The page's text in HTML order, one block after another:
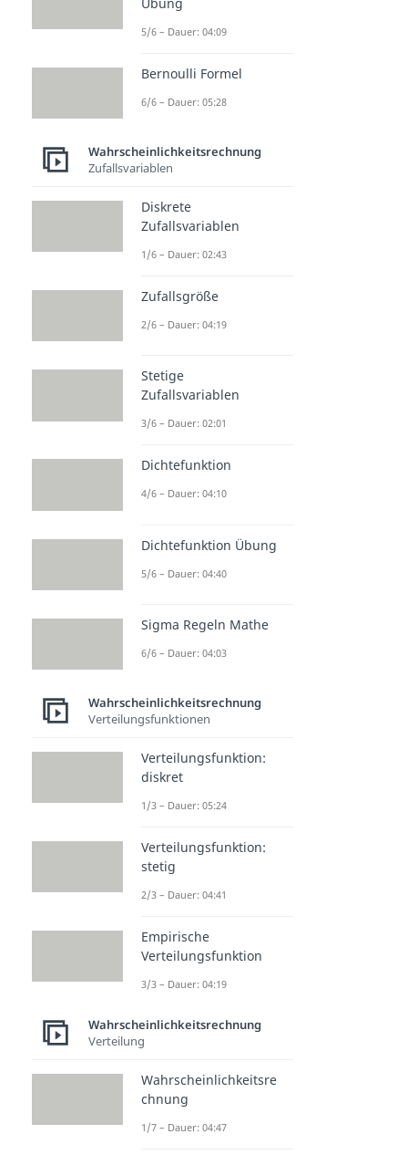
5/6 – Dauer: 04:09
Bernoulli Formel
6/6 – Dauer: 05:28
Wahrscheinlichkeitsrechnung
Zufallsvariablen
Diskrete
Zufallsvariablen
1/6 – Dauer: 02:43
Zufallsgröße
2/6 – Dauer: 04:19
Stetige
Zufallsvariablen
3/6 – Dauer: 02:01
Dichtefunktion
4/6 – Dauer: 04:10
Dichtefunktion Übung
5/6 – Dauer: 04:40
Sigma Regeln Mathe
6/6 – Dauer: 04:03
Wahrscheinlichkeitsrechnung
Verteilungsfunktionen
Verteilungsfunktion:
diskret
1/3 – Dauer: 05:24
Verteilungsfunktion:
stetig
2/3 – Dauer: 04:41
Empirische
Verteilungsfunktion
3/3 – Dauer: 04:19
Wahrscheinlichkeitsrechnung
Verteilung
Wahrscheinlichkeitsre
chnung
1/7 – Dauer: 04:47